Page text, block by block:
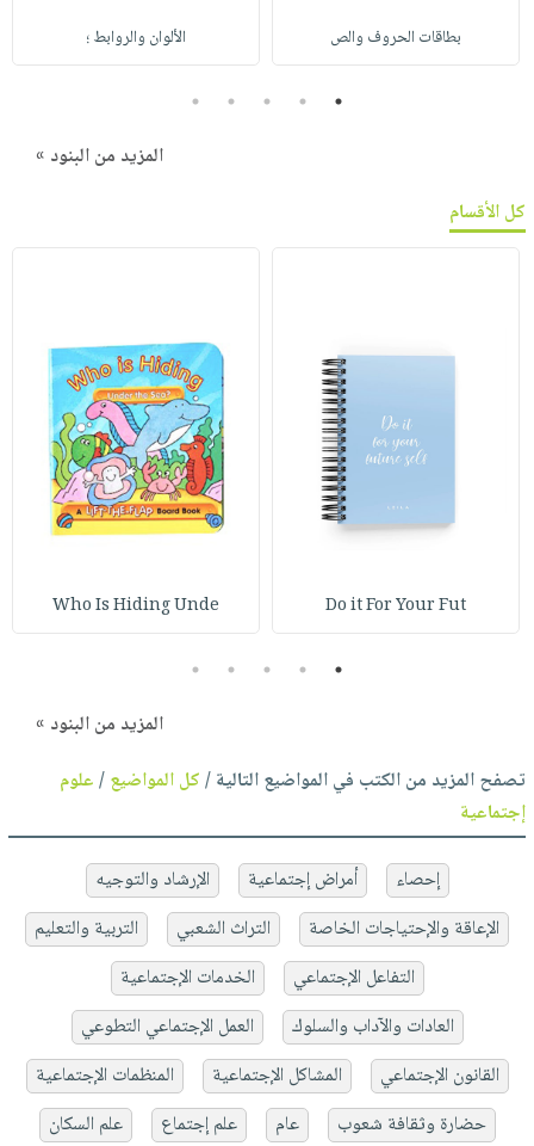
بطاقات الحروف والص الألوان والروابط ؛
1
2
3
4
5
المزيد من البنود »
كل الأقسام
Do it For Your Fut
Who Is Hiding Unde
1
2
3
4
5
المزيد من البنود »
تصفح المزيد من الكتب في المواضيع التالية /كل المواضيع/علوم
إجتماعية
إحصاء أمراض إجتماعية
الإرشاد والتوجيه
الإعاقة والإحتياجات الخاصة
التراث الشعبي
التربية والتعليم
التفاعل الإجتماعي
الخدمات الإجتماعية
العادات والآداب والسلوك
العمل الإجتماعي التطوعي
القانون الإجتماعي
المشاكل الإجتماعية
المنظمات الإجتماعية
حضارة وثقافة شعوب
عام علم إجتماع
علم السكان